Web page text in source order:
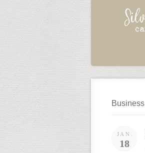
Business
JAN.
18